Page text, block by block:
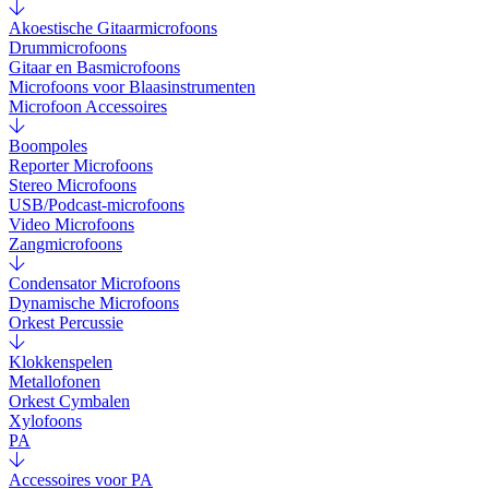
Akoestische Gitaarmicrofoons
Drummicrofoons
Gitaar en Basmicrofoons
Microfoons voor Blaasinstrumenten
Microfoon Accessoires
Boompoles
Reporter Microfoons
Stereo Microfoons
USB/Podcast-microfoons
Video Microfoons
Zangmicrofoons
Condensator Microfoons
Dynamische Microfoons
Orkest Percussie
Klokkenspelen
Metallofonen
Orkest Cymbalen
Xylofoons
PA
Accessoires voor PA